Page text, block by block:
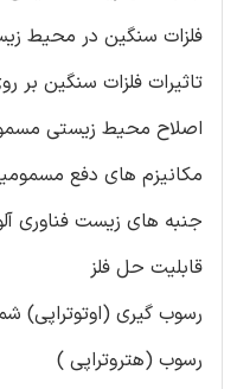
فلزات سنگین در محیط
تاثیرات فلزات سنگین بر
اصلاح محیط زیستی
مکانیزم های دفع
جنبه های زیست فناوری
قابلیت حل فلز
رسوب گیری (اوتوتراپی)
رسوب (هتروتراپی )